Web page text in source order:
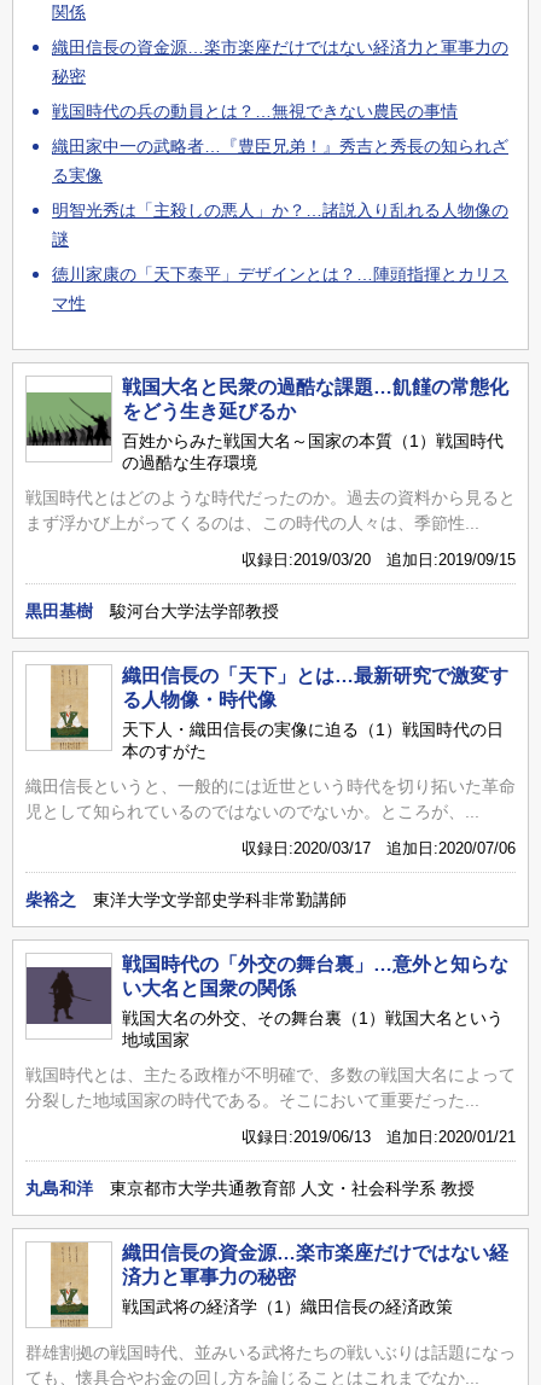
関係
織田信長の資金源…楽市楽座だけではない経済力と軍事力の
秘密
戦国時代の兵の動員とは？…無視できない農民の事情
織田家中一の武略者…『豊臣兄弟！』秀吉と秀長の知られざ
る実像
明智光秀は「主殺しの悪人」か？…諸説入り乱れる人物像の
謎
徳川家康の「天下泰平」デザインとは？…陣頭指揮とカリス
マ性
戦国大名と民衆の過酷な課題…飢饉の常態化
をどう生き延びるか
百姓からみた戦国大名～国家の本質（1）戦国時代
の過酷な生存環境
戦国時代とはどのような時代だったのか。過去の資料から見ると
まず浮かび上がってくるのは、この時代の人々は、季節性...
収録日:2019/03/20 追加日:2019/09/15
黒田基樹 駿河台大学法学部教授
織田信長の「天下」とは…最新研究で激変す
る人物像・時代像
天下人・織田信長の実像に迫る（1）戦国時代の日
本のすがた
織田信長というと、一般的には近世という時代を切り拓いた革命
児として知られているのではないのでないか。ところが、...
収録日:2020/03/17 追加日:2020/07/06
柴裕之 東洋大学文学部史学科非常勤講師
戦国時代の「外交の舞台裏」…意外と知らな
い大名と国衆の関係
戦国大名の外交、その舞台裏（1）戦国大名という
地域国家
戦国時代とは、主たる政権が不明確で、多数の戦国大名によって
分裂した地域国家の時代である。そこにおいて重要だった...
収録日:2019/06/13 追加日:2020/01/21
丸島和洋 東京都市大学共通教育部 人文・社会科学系 教授
織田信長の資金源…楽市楽座だけではない経
済力と軍事力の秘密
戦国武将の経済学（1）織田信長の経済政策
群雄割拠の戦国時代、並みいる武将たちの戦いぶりは話題になっ
ても、懐具合やお金の回し方を論じることはこれまでなか...